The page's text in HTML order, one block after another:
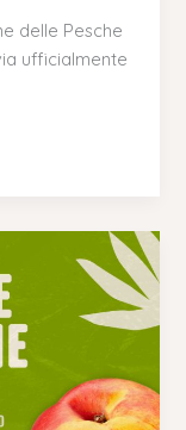
delle Pesche
ufficialmente